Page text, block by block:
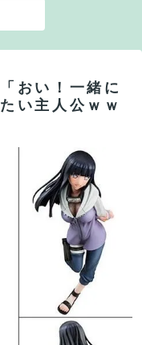
おい！一緒に
い主人公ｗｗ